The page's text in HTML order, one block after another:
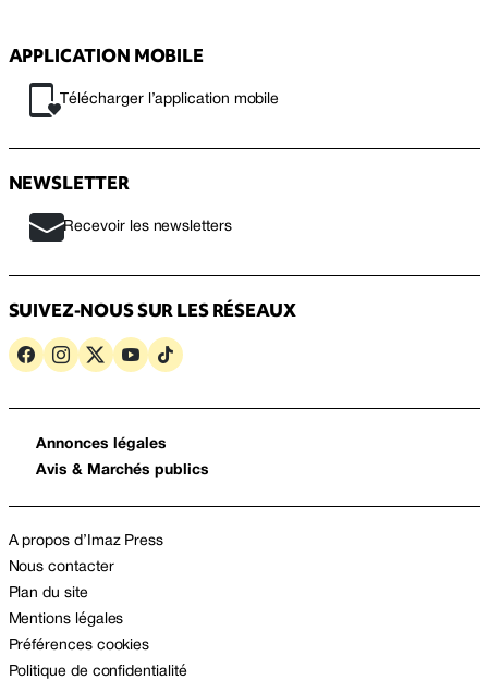
APPLICATION MOBILE
Télécharger l’application mobile
NEWSLETTER
Recevoir les newsletters
SUIVEZ-NOUS SUR LES RÉSEAUX
Annonces légales
Avis & Marchés publics
A propos d’Imaz Press
Nous contacter
Plan du site
Mentions légales
Préférences cookies
Politique de confidentialité